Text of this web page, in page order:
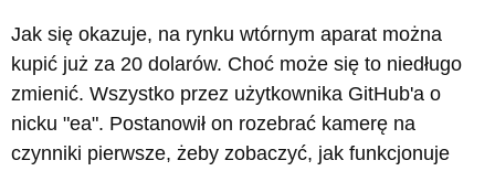
Jak się okazuje, na rynku wtórnym aparat można
kupić już za 20 dolarów. Choć może się to niedługo
zmienić. Wszystko przez użytkownika GitHub'a o
nicku "ea". Postanowił on rozebrać kamerę na
czynniki pierwsze, żeby zobaczyć, jak funkcjonuje